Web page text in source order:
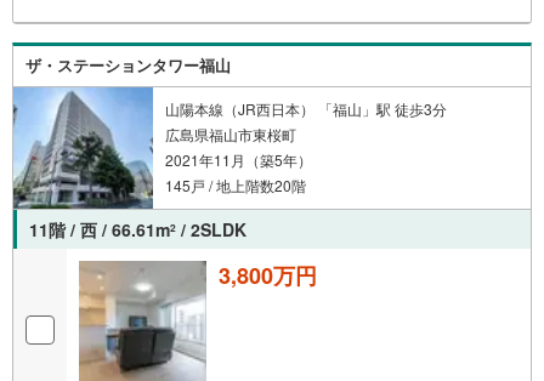
ザ・ステーションタワー福山
山陽本線（JR西日本） 「福山」駅 徒歩3分
広島県福山市東桜町
2021年11月（築5年）
145戸 / 地上階数20階
11階 / 西 / 66.61m2 / 2SLDK
3,800万円